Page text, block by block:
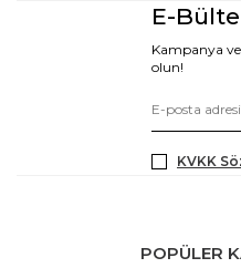
E-
Kampanya
olun!
KVKK
POPÜLER